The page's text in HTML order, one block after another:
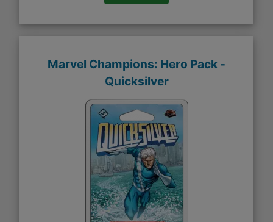
Marvel Champions: Hero Pack -
Quicksilver